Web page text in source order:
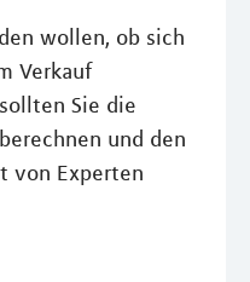
wollen, ob sich
Verkauf
Sie die
und den
von Experten